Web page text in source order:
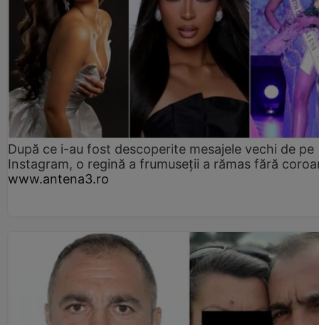
După ce i-au fost descoperite mesajele vechi de pe
Instagram, o regină a frumuseții a rămas fără
www.antena3.ro